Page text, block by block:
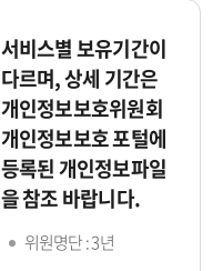
서비스별 보유기간이
다르며, 상세 기간은
개인정보보호위원회
개인정보보호 포털에
등록된 개인정보파일
을 참조 바랍니다.
위원명단 : 3년